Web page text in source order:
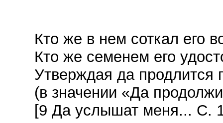
Кто же в нем соткал его
Кто же семенем его
Утверждая да продлится
(в значении «Да
[9 Да услышат меня... С.